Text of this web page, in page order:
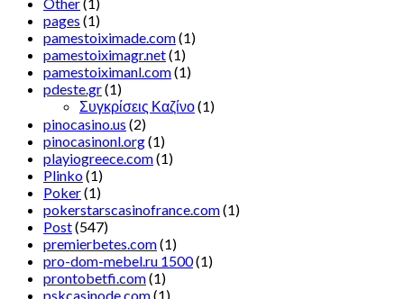
pages (1)
pamestoiximade.com(1)
pamestoiximagr.net(1)
pamestoiximanl.com(1)
pdeste.gr(1)
Συγκρίσεις Καζίνο(1)
pinocasino.us (2)
pinocasinonl.org(1)
playiogreece.com(1)
Plinko(1)
Poker(1)
pokerstarscasinofrance.com(1)
Post(547)
premierbetes.com(1)
pro-dom-mebel.ru 1500(1)
prontobetfi.com(1)
pskcasinode.com(1)